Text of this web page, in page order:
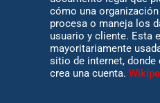
cómo una
procesa o maneja los
usuario y cliente. Esta
mayoritariamente
sitio de internet, donde
crea una cuenta.